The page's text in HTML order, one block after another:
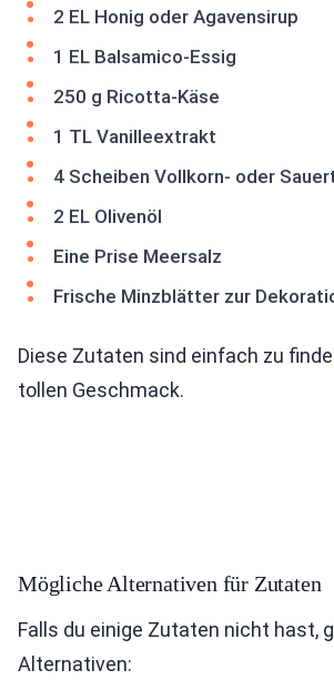
2 EL Honig oder Agavensirup
1 EL Balsamico-Essig
250 g Ricotta-Käse
1 TL Vanilleextrakt
4 Scheiben Vollkorn- oder
2 EL Olivenöl
Eine Prise Meersalz
Frische Minzblätter zur
Diese Zutaten sind einfach zu
tollen Geschmack.
Mögliche Alternativen für Zutaten
Falls du einige Zutaten nicht hast,
Alternativen: